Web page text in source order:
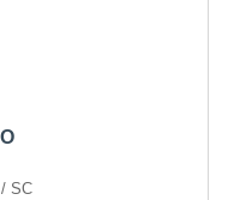
/ SC